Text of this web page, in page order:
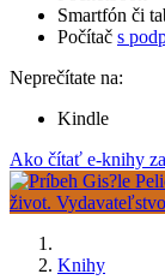
Smartfón či
Počítač s
Neprečítate na:
Kindle
Ako čítať e-knihy
Knihy